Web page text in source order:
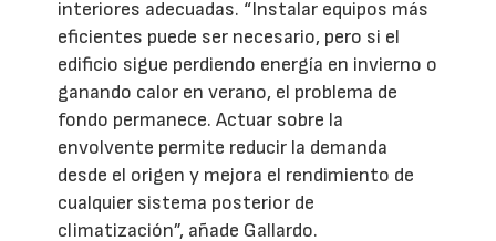
interiores adecuadas. “Instalar equipos más
eficientes puede ser necesario, pero si el
edificio sigue perdiendo energía en invierno o
ganando calor en verano, el problema de
fondo permanece. Actuar sobre la
envolvente permite reducir la demanda
desde el origen y mejora el rendimiento de
cualquier sistema posterior de
climatización”, añade Gallardo.